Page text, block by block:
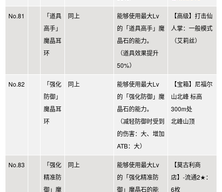
No.81
「道具
高手」
魔晶耳
环
同上
能够使用最大Lv
的「道具高手」魔
晶石的能力。
（道具效果提升
50%）
【高级】打击仙
人掌：一般模式
（艾莉丝）
No.82
「强化
防御」
魔晶耳
环
同上
能够使用最大Lv
的「强化防御」魔
晶石的能力。
（减轻防御时受到
的伤害：大、增加
ATB：大）
【宝箱】尼福尔
山北峰 标高
300m处
北峰山顶
No.83
「强化
精准防
御」魔
同上
能够使用最大Lv
的「强化精准防
御」魔晶石的能
【莫古利商
店】-流通2★：
6枚